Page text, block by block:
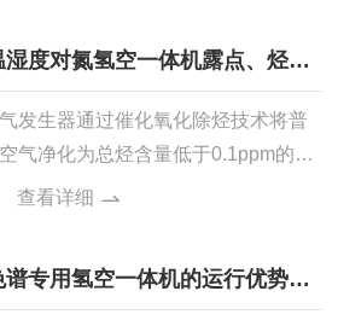
料。设备通电后，电解槽内的水分
作用下发生分解反...
化的用氢需求。智能氢气发生器依
生器的核心运行逻辑依托质子交换
试剂，通过电能作用将水分子分解
氧气。设备内部搭载多...
湿度对氮氢空一体机露点、烃含
稳定性的影响及补偿
发生器通过催化氧化除烃技术将普
气净化为总烃含量低于0.1ppm的高
空气，广泛服务于气相色谱分析、环
氧化是零级空气发生器实现“零级”净
查看详细
谱专用氢空一体机的运行优势与